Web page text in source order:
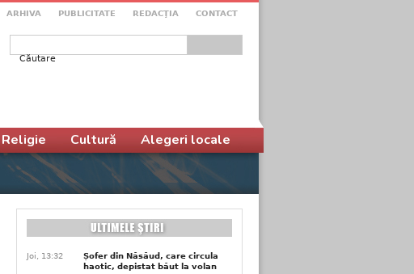
ARHIVA PUBLICITATE REDACŢIA CONTACT
Formular de căutare
Religie Cultură Alegeri locale
Joi, 13:32
Șofer din Năsăud, care circula
haotic, depistat băut la volan